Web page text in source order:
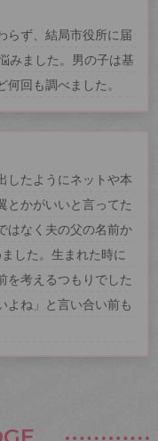
らず、結局市役所に届
みました。男の子は基
回も調べました。
したようにネットや本
とかがいいと言ってた
はなく夫の父の名前か
した。生まれた時に
を考えるつもりでした
よね」と言い合い前も